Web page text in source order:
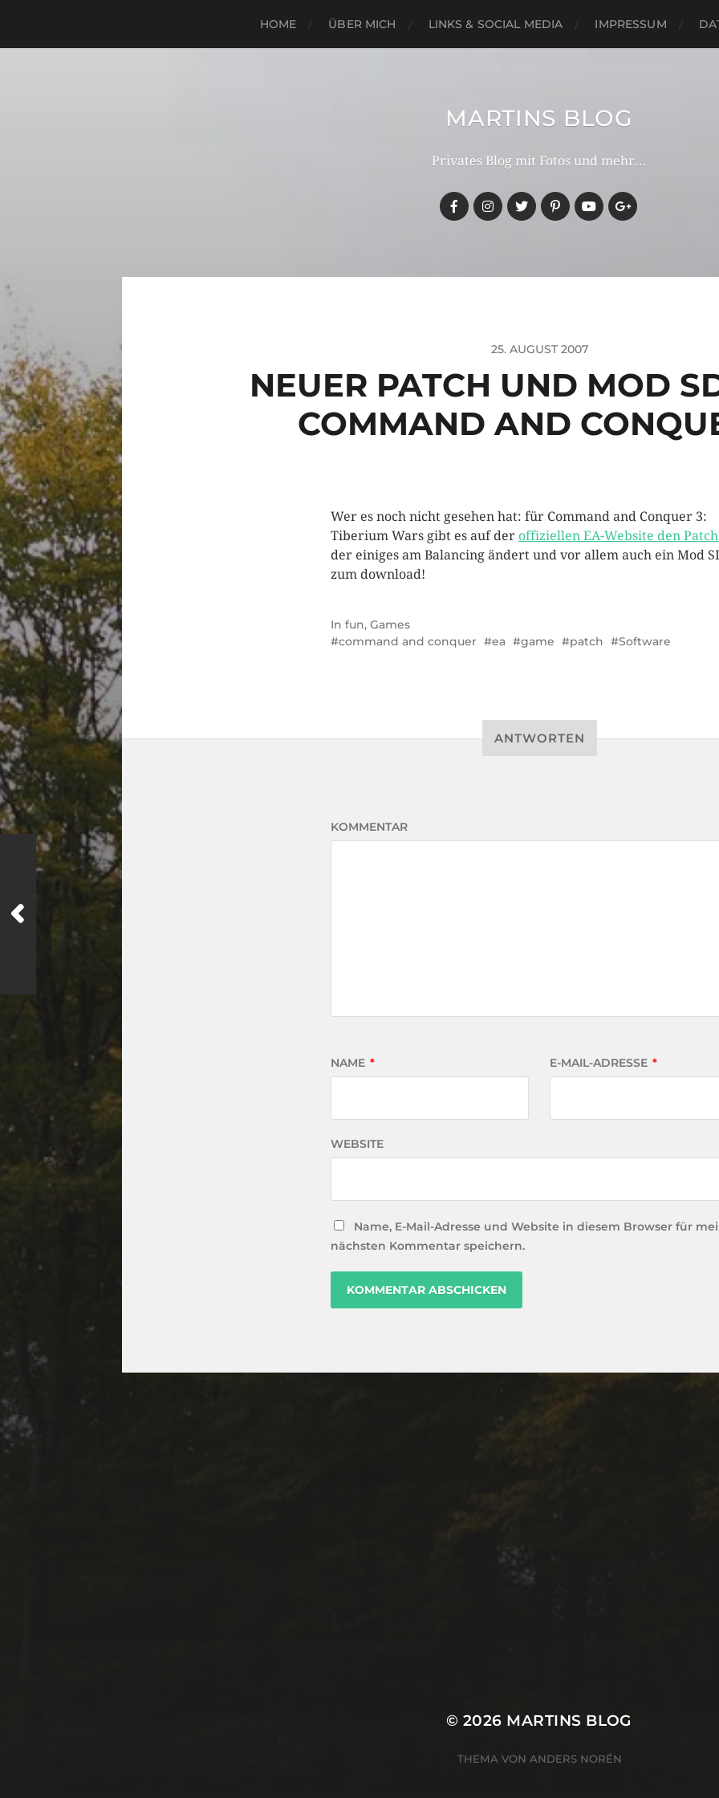
HOME ÜBER MICH LINKS & SOCIAL MEDIA IMPRESSUM
MARTINS BLOG
Privates Blog mit Fotos und mehr...
25. AUGUST 2007
NEUER PATCH UND MOD
COMMAND AND
Wer es noch nicht gesehen hat: für Command and Conquer 3:
Tiberium Wars gibt es auf der offiziellen EA-Website den
der einiges am Balancing ändert und vor allem auch ein Mod
zum download!
In fun, Games
command and conquer
ea game patch Software
ANTWORTEN
KOMMENTAR
NAME * E-MAIL-ADRESSE *
WEBSITE
Name, E-Mail-Adresse und Website in diesem Browser für
nächsten Kommentar speichern.
© 2026 MARTINS BLOG
THEMA VON ANDERS NORÉN